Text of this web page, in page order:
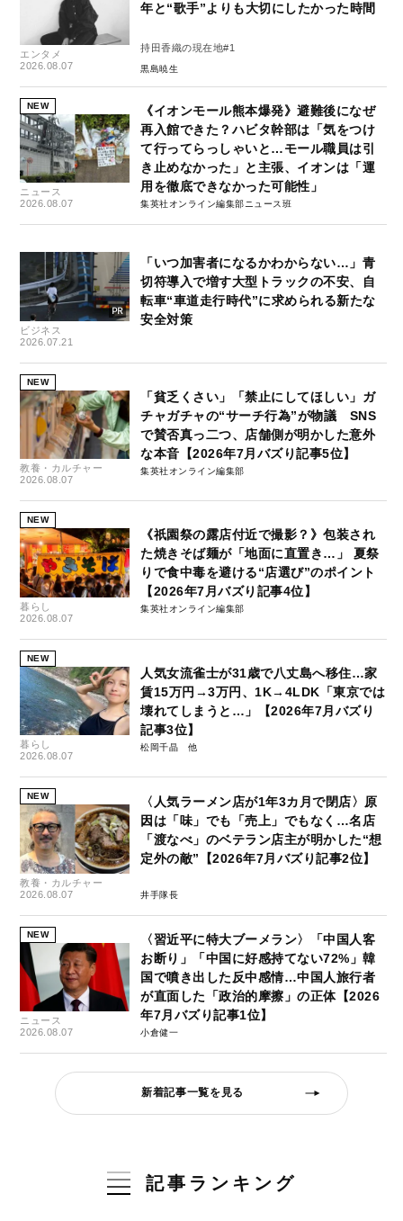
エンタメ
2026.08.07
年と“歌手”よりも大切にしたかった時間
持田香織の現在地#1
黒島暁生
NEW
ニュース
2026.08.07
《イオンモール熊本爆発》避難後になぜ
再入館できた？ハビタ幹部は「気をつけ
て行ってらっしゃいと…モール職員は引
き止めなかった」と主張、イオンは「運
用を徹底できなかった可能性」
集英社オンライン編集部ニュース班
ビジネス
2026.07.21
「いつ加害者になるかわからない…」青
切符導入で増す大型トラックの不安、自
転車“車道走行時代”に求められる新たな
安全対策
NEW
教養・カルチャー
2026.08.07
「貧乏くさい」「禁止にしてほしい」ガ
チャガチャの“サーチ行為”が物議 SNS
で賛否真っ二つ、店舗側が明かした意外
な本音【2026年7月バズり記事5位】
集英社オンライン編集部
NEW
暮らし
2026.08.07
《祇園祭の露店付近で撮影？》包装され
た焼きそば麺が「地面に直置き…」 夏祭
りで食中毒を避ける“店選び”のポイント
【2026年7月バズり記事4位】
集英社オンライン編集部
NEW
暮らし
2026.08.07
人気女流雀士が31歳で八丈島へ移住…家
賃15万円→3万円、1K→4LDK「東京では
壊れてしまうと…」【2026年7月バズり
記事3位】
松岡千晶
NEW
教養・カルチャー
2026.08.07
〈人気ラーメン店が1年3カ月で閉店〉原
因は「味」でも「売上」でもなく…名店
「渡なべ」のベテラン店主が明かした“想
定外の敵”【2026年7月バズり記事2位】
井手隊長
NEW
ニュース
2026.08.07
〈習近平に特大ブーメラン〉「中国人客
お断り」「中国に好感持てない72%」韓
国で噴き出した反中感情…中国人旅行者
が直面した「政治的摩擦」の正体【2026
年7月バズり記事1位】
小倉健一
新着記事一覧を見る
記事ランキング